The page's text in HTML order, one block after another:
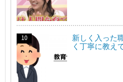
新しく入った
く丁寧に教え